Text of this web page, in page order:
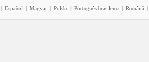
| Español | Magyar | Polski | Português brasileiro | Română |